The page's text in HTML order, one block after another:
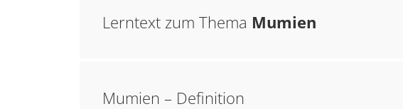
Lerntext zum Thema Mumien
Mumien – Definition